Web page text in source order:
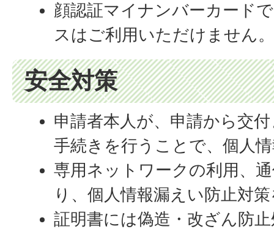
顔認証マイナンバーカード
スはご利用いただけません
安全対策
申請者本人が、申請から交
手続きを行うことで、個人
専用ネットワークの利用、
り、個人情報漏えい防止対
証明書には偽造・改ざん防